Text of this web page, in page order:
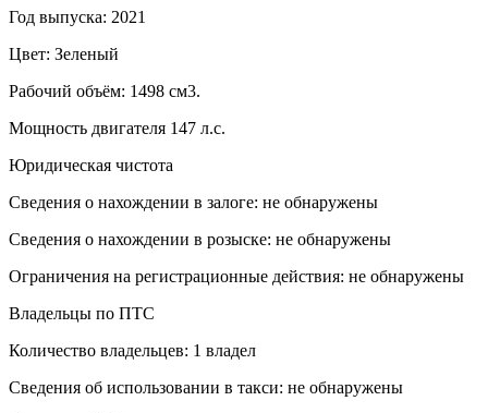
Год выпуска: 2021
Цвет: Зеленый
Рабочий объём: 1498 см3.
Мощность двигателя 147 л.с.
Юридическая чистота
Сведения о нахождении в залоге: не обнаружены
Сведения о нахождении в розыске: не обнаружены
Ограничения на регистрационные действия: не обнаружены
Владельцы по ПТС
Количество владельцев: 1 владел
Сведения об использовании в такси: не обнаружены